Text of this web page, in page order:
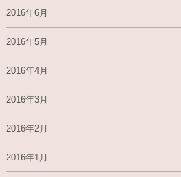
2016年6月
2016年5月
2016年4月
2016年3月
2016年2月
2016年1月